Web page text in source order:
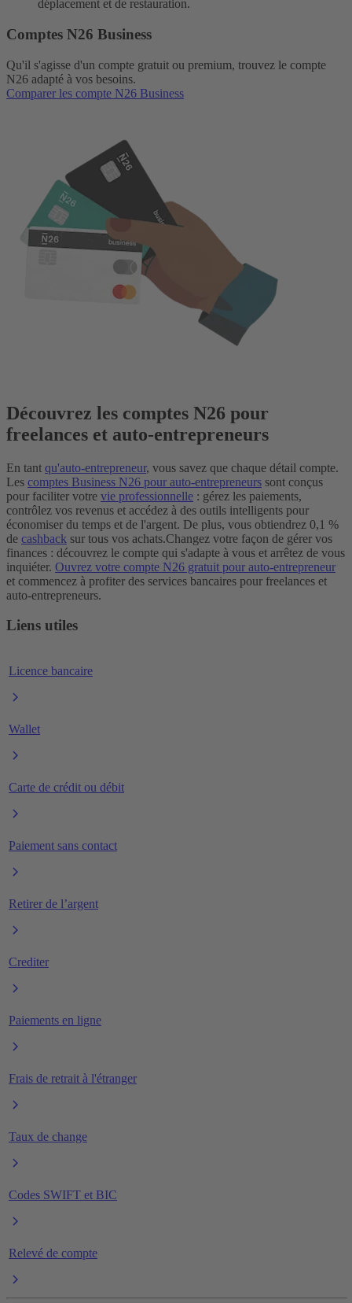
déplacement et de restauration.
Comptes N26 Business
Qu'il s'agisse d'un compte gratuit ou premium, trouvez le compte
N26 adapté à vos besoins.
Comparer les compte N26 Business
Découvrez les comptes N26 pour
freelances et auto-entrepreneurs
En tant qu'auto-entrepreneur, vous savez que chaque détail compte.
Les comptes Business N26 pour auto-entrepreneurs sont conçus
pour faciliter votre vie professionnelle : gérez les paiements,
contrôlez vos revenus et accédez à des outils intelligents pour
économiser du temps et de l'argent. De plus, vous obtiendrez 0,1 %
de cashback sur tous vos achats.Changez votre façon de gérer vos
finances : découvrez le compte qui s'adapte à vous et arrêtez de vous
inquiéter. Ouvrez votre compte N26 gratuit pour auto-entrepreneur
et commencez à profiter des services bancaires pour freelances et
auto-entrepreneurs.
Liens utiles
Licence bancaire
Wallet
Carte de crédit ou débit
Paiement sans contact
Retirer de l’argent
Crediter
Paiements en ligne
Frais de retrait à l'étranger
Taux de change
Codes SWIFT et BIC
Relevé de compte